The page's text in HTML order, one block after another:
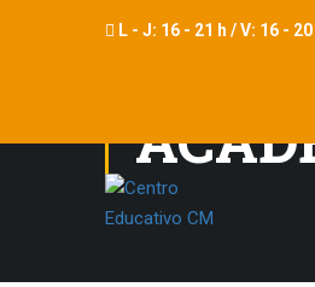
L - J: 16 - 21 h / V: 16 - 20